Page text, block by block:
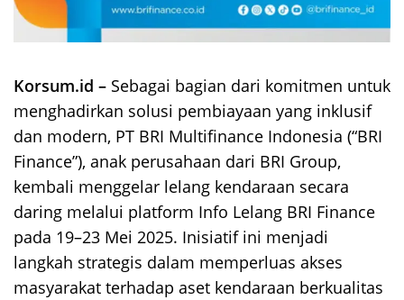
Korsum.id – Sebagai bagian dari komitmen untuk
menghadirkan solusi pembiayaan yang inklusif
dan modern, PT BRI Multifinance Indonesia (“BRI
Finance”), anak perusahaan dari BRI Group,
kembali menggelar lelang kendaraan secara
daring melalui platform Info Lelang BRI Finance
pada 19–23 Mei 2025. Inisiatif ini menjadi
langkah strategis dalam memperluas akses
masyarakat terhadap aset kendaraan berkualitas